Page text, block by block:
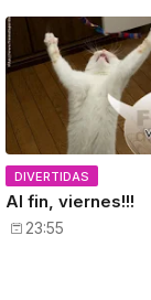
DIVERTIDAS
Al fin, viernes!!!
23:55